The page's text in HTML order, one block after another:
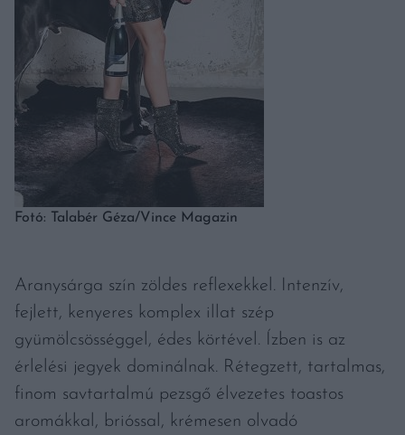
Fotó: Talabér Géza/Vince Magazin
Aranysárga szín zöldes reflexekkel. Intenzív,
fejlett, kenyeres komplex illat szép
gyümölcsösséggel, édes körtével. Ízben is az
érlelési jegyek dominálnak. Rétegzett, tartalmas,
finom savtartalmú pezsgő élvezetes toastos
aromákkal, brióssal, krémesen olvadó